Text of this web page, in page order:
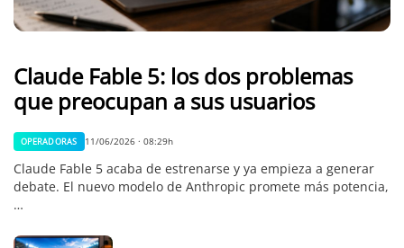
Claude Fable 5: los dos problemas
que preocupan a sus usuarios
OPERADORAS 11/06/2026 · 08:29h
Claude Fable 5 acaba de estrenarse y ya empieza a generar
debate. El nuevo modelo de Anthropic promete más potencia,
…